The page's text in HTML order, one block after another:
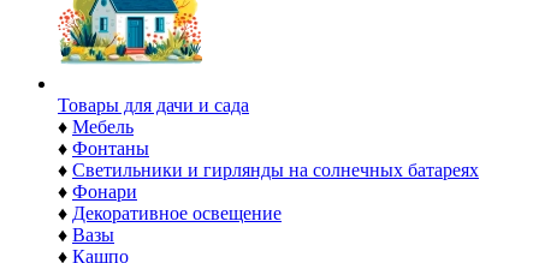
Товары для дачи и сада
♦ Мебель
♦ Фонтаны
♦ Светильники и гирлянды на солнечных батареях
♦ Фонари
♦ Декоративное освещение
♦ Вазы
♦ Кашпо